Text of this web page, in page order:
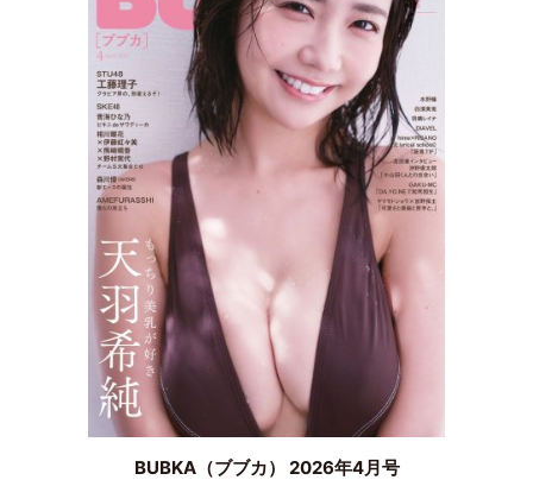
BUBKA（ブブカ） 2026年4月号